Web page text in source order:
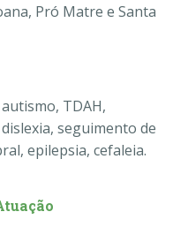
Pró Matre e Santa
TDAH,
seguimento de
epilepsia, cefaleia.